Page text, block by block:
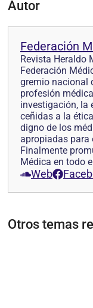
Autor
Federación
Revista Heraldo
Federación
gremio nacional
profesión
investigación, la
ceñidas a la
digno de los
apropiadas para
Finalmente
Médica en todo
Web
Otros temas